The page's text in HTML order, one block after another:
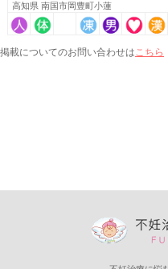
高知県 南国市岡豊町小蓮
掲載についてのお問い合わせはこちら